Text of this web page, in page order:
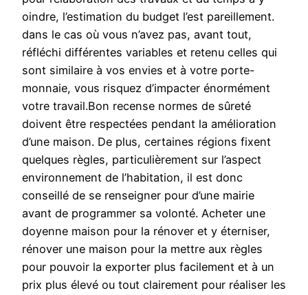
oindre, l’estimation du budget l’est pareillement.
dans le cas où vous n’avez pas, avant tout,
réfléchi différentes variables et retenu celles qui
sont similaire à vos envies et à votre porte-
monnaie, vous risquez d’impacter énormément
votre travail.Bon recense normes de sûreté
doivent être respectées pendant la amélioration
d’une maison. De plus, certaines régions fixent
quelques règles, particulièrement sur l’aspect
environnement de l’habitation, il est donc
conseillé de se renseigner pour d’une mairie
avant de programmer sa volonté. Acheter une
doyenne maison pour la rénover et y éterniser,
rénover une maison pour la mettre aux règles
pour pouvoir la exporter plus facilement et à un
prix plus élevé ou tout clairement pour réaliser les